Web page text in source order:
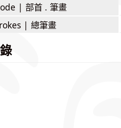
| 部首 . 筆畫
| 總筆畫